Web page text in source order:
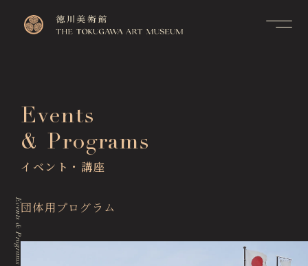
Visitor Information
Exhibitions
展覧会
イベント・講座
Events
& Programs
イベント・講座
Events & Programs団体用プログラム